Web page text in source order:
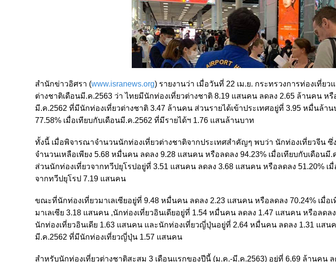
สำนักข่าวอิศรา (www.isranews.org) รายงานว่า เมื่อวันที่ 22 เม.ย. กระทรวงการท่องเที่ย
ต่างชาติเดือนมี.ค.2563 ว่า ไทยมีนักท่องเที่ยวต่างชาติ 8.19 แสนคน ลดลง 2.65 ล้านคน หรื
มี.ค.2562 ที่มีนักท่องเที่ยวต่างชาติ 3.47 ล้านคน ส่วนรายได้เข้าประเทศอยู่ที่ 3.95 หมื่นล้า
77.58% เมื่อเทียบกับเดือนมี.ค.2562 ที่มีรายได้ฯ 1.76 แสนล้านบาท
ทั้งนี้ เมื่อพิจารณาจำนวนนักท่องเที่ยวต่างชาติจากประเทศสำคัญๆ พบว่า นักท่องเที่ยวจีน
จำนวนเหลือเพียง 5.68 หมื่นคน ลดลง 9.28 แสนคน หรือลดลง 94.23% เมื่อเทียบกับเดือน
ส่วนนักท่องเที่ยวจากทวีปยุโรปอยู่ที่ 3.51 แสนคน ลดลง 3.68 แสนคน หรือลดลง 51.20% เ
จากทวีปยุโรป 7.19 แสนคน
ขณะที่นักท่องเที่ยวมาเลเซียอยู่ที่ 9.48 หมื่นคน ลดลง 2.23 แสนคน หรือลดลง 70.24% เมื่อ
มาเลเซีย 3.18 แสนคน ,นักท่องเที่ยวอินเดียอยู่ที่ 1.54 หมื่นคน ลดลง 1.47 แสนคน หรือลดล
นักท่องเที่ยวอินเดีย 1.63 แสนคน และนักท่องเที่ยวญี่ปุ่นอยู่ที่ 2.64 หมื่นคน ลดลง 1.31 แสน
มี.ค.2562 ที่มีนักท่องเที่ยวญี่ปุ่น 1.57 แสนคน
สำหรับนักท่องเที่ยวต่างชาติสะสม 3 เดือนแรกของปีนี้ (ม.ค.-มี.ค.2563) อยู่ที่ 6.69 ล้านคน